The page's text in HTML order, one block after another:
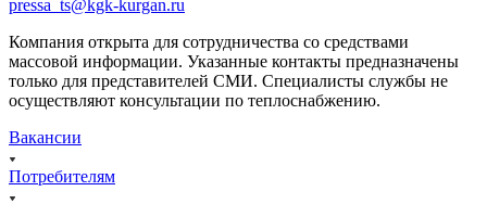
pressa_ts@kgk-kurgan.ru
Компания открыта для сотрудничества со средствами
массовой информации. Указанные контакты предназначены
только для представителей СМИ. Специалисты службы не
осуществляют консультации по теплоснабжению.
Вакансии
Потребителям